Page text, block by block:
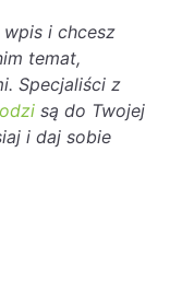
wpis i chcesz
temat,
Specjaliści z
są do Twojej
i daj sobie